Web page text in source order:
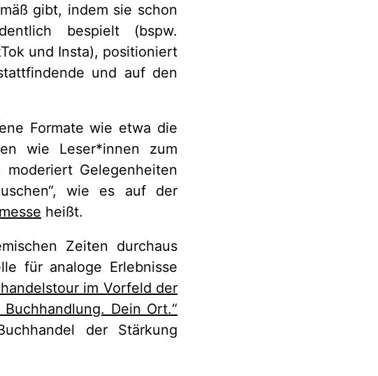
gibt, indem sie schon
bespielt (bspw.
und Insta), positioniert
und auf den
Formate wie etwa die
wie Leser*innen zum
Gelegenheiten
wie es auf der
heißt.
Zeiten durchaus
für analoge Erlebnisse
im Vorfeld der
Dein Ort.“
der Stärkung